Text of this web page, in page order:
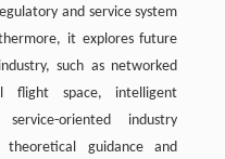
and service system
it explores future
such as networked
flight space, intelligent
oriented industry
guidance and